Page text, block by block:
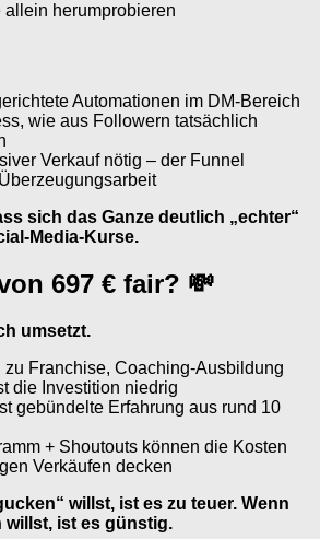
allein herumprobieren
Automationen im DM-Bereich
wie aus Followern tatsächlich
Verkauf nötig – der Funnel
sich das Ganze deutlich „echter“
Media-Kurse.
697 € fair? 💸
umsetzt.
zu Franchise, Coaching-Ausbildung
die Investition niedrig
gebündelte Erfahrung aus rund 10
+ Shoutouts können die Kosten
Verkäufen decken
willst, ist es zu teuer. Wenn
ist es günstig.